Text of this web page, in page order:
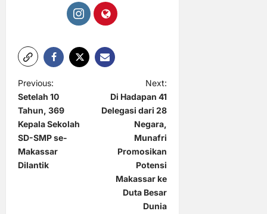
P
o
s
t
n
Previous:
Setelah 10
Tahun, 369
Kepala Sekolah
SD-SMP se-
Makassar
Dilantik
Next:
Di Hadapan 41
Delegasi dari 28
Negara,
Munafri
Promosikan
Potensi
Makassar ke
Duta Besar
Dunia